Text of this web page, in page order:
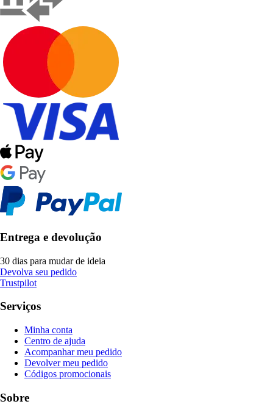
Entrega e devolução
30 dias para mudar de ideia
Devolva seu pedido
Trustpilot
Serviços
Minha conta
Centro de ajuda
Acompanhar meu pedido
Devolver meu pedido
Códigos promocionais
Sobre